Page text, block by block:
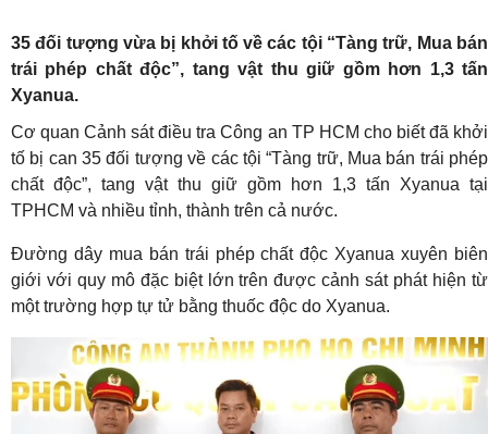
35 đối tượng vừa bị khởi tố về các tội “Tàng trữ, Mua bán
trái phép chất độc”, tang vật thu giữ gồm hơn 1,3 tấn
Xyanua.
Cơ quan Cảnh sát điều tra Công an TP HCM cho biết đã khởi
tố bị can 35 đối tượng về các tội “Tàng trữ, Mua bán trái phép
chất độc”, tang vật thu giữ gồm hơn 1,3 tấn Xyanua tại
TPHCM và nhiều tỉnh, thành trên cả nước.
Đường dây mua bán trái phép chất độc Xyanua xuyên biên
giới với quy mô đặc biệt lớn trên được cảnh sát phát hiện từ
một trường hợp tự tử bằng thuốc độc do Xyanua.